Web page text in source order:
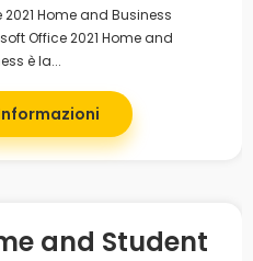
2021 Home and Business
Office 2021 Home and
è la...
and Student